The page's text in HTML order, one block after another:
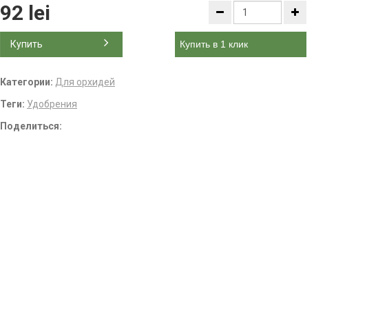
92 lei
Купить Купить в 1 клик
Категории: Для орхидей
Теги: Удобрения
Поделиться: